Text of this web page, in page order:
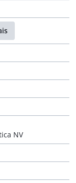
NV